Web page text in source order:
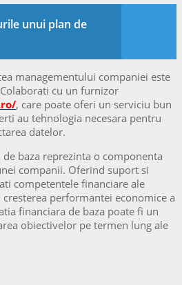
unui plan de
managementului companiei este
cu un furnizor
, care poate oferi un serviciu bun
au tehnologia necesara pentru
datelor.
baza reprezinta o componenta
companii. Oferind suport si
competentele financiare ale
performantei economice a
financiara de baza poate fi un
obiectivelor pe termen lung ale